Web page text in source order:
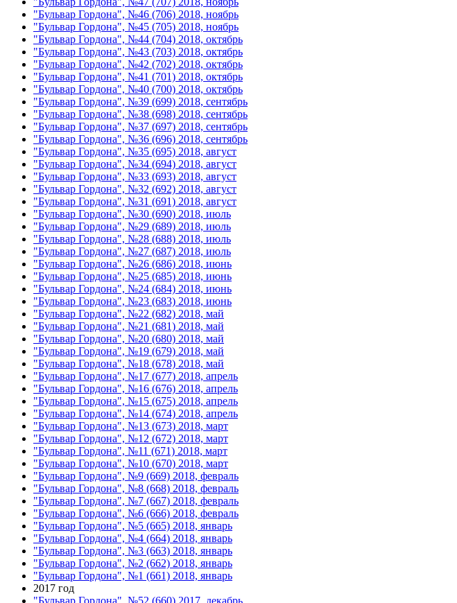
"Бульвар Гордона", №46 (706) 2018, ноябрь
"Бульвар Гордона", №45 (705) 2018, ноябрь
"Бульвар Гордона", №44 (704) 2018, октябрь
"Бульвар Гордона", №43 (703) 2018, октябрь
"Бульвар Гордона", №42 (702) 2018, октябрь
"Бульвар Гордона", №41 (701) 2018, октябрь
"Бульвар Гордона", №40 (700) 2018, октябрь
"Бульвар Гордона", №39 (699) 2018, сентябрь
"Бульвар Гордона", №38 (698) 2018, сентябрь
"Бульвар Гордона", №37 (697) 2018, сентябрь
"Бульвар Гордона", №36 (696) 2018, сентябрь
"Бульвар Гордона", №35 (695) 2018, август
"Бульвар Гордона", №34 (694) 2018, август
"Бульвар Гордона", №33 (693) 2018, август
"Бульвар Гордона", №32 (692) 2018, август
"Бульвар Гордона", №31 (691) 2018, август
"Бульвар Гордона", №30 (690) 2018, июль
"Бульвар Гордона", №29 (689) 2018, июль
"Бульвар Гордона", №28 (688) 2018, июль
"Бульвар Гордона", №27 (687) 2018, июль
"Бульвар Гордона", №26 (686) 2018, июнь
"Бульвар Гордона", №25 (685) 2018, июнь
"Бульвар Гордона", №24 (684) 2018, июнь
"Бульвар Гордона", №23 (683) 2018, июнь
"Бульвар Гордона", №22 (682) 2018, май
"Бульвар Гордона", №21 (681) 2018, май
"Бульвар Гордона", №20 (680) 2018, май
"Бульвар Гордона", №19 (679) 2018, май
"Бульвар Гордона", №18 (678) 2018, май
"Бульвар Гордона", №17 (677) 2018, апрель
"Бульвар Гордона", №16 (676) 2018, апрель
"Бульвар Гордона", №15 (675) 2018, апрель
"Бульвар Гордона", №14 (674) 2018, апрель
"Бульвар Гордона", №13 (673) 2018, март
"Бульвар Гордона", №12 (672) 2018, март
"Бульвар Гордона", №11 (671) 2018, март
"Бульвар Гордона", №10 (670) 2018, март
"Бульвар Гордона", №9 (669) 2018, февраль
"Бульвар Гордона", №8 (668) 2018, февраль
"Бульвар Гордона", №7 (667) 2018, февраль
"Бульвар Гордона", №6 (666) 2018, февраль
"Бульвар Гордона", №5 (665) 2018, январь
"Бульвар Гордона", №4 (664) 2018, январь
"Бульвар Гордона", №3 (663) 2018, январь
"Бульвар Гордона", №2 (662) 2018, январь
"Бульвар Гордона", №1 (661) 2018, январь
2017 год
"Бульвар Гордона", №52 (660) 2017, декабрь